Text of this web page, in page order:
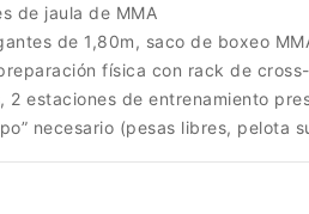
de jaula de MMA
de 1,80m, saco de boxeo
física con rack de
2 estaciones de entrenamiento
necesario (pesas libres,